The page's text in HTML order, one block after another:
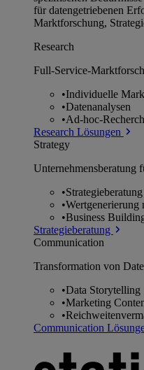
für datengetriebenen
Marktforschung,
Research
Full-Service-
•Individuelle
•Datenanalysen
•Ad-hoc-
Research Lösungen
Strategy
Unternehmens­beratung
•Strategieberatung
•Wertgenerierung
•Business
Strategieberatung
Communication
Transformation von
•Data Storytelling
•Marketing
•
Communication